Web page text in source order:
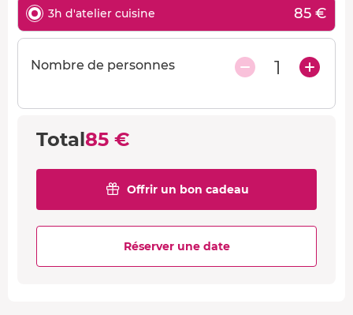
3h d'atelier cuisine 85 €
Nombre de personnes 1
Total85 €
Offrir un bon cadeau
Réserver une date